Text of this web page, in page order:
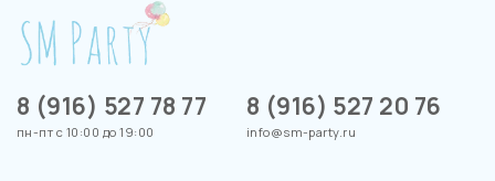
8 (916) 527 78 77
пн-пт с 10:00 до 19:00
8 (916) 527 20 76
info@sm-party.ru